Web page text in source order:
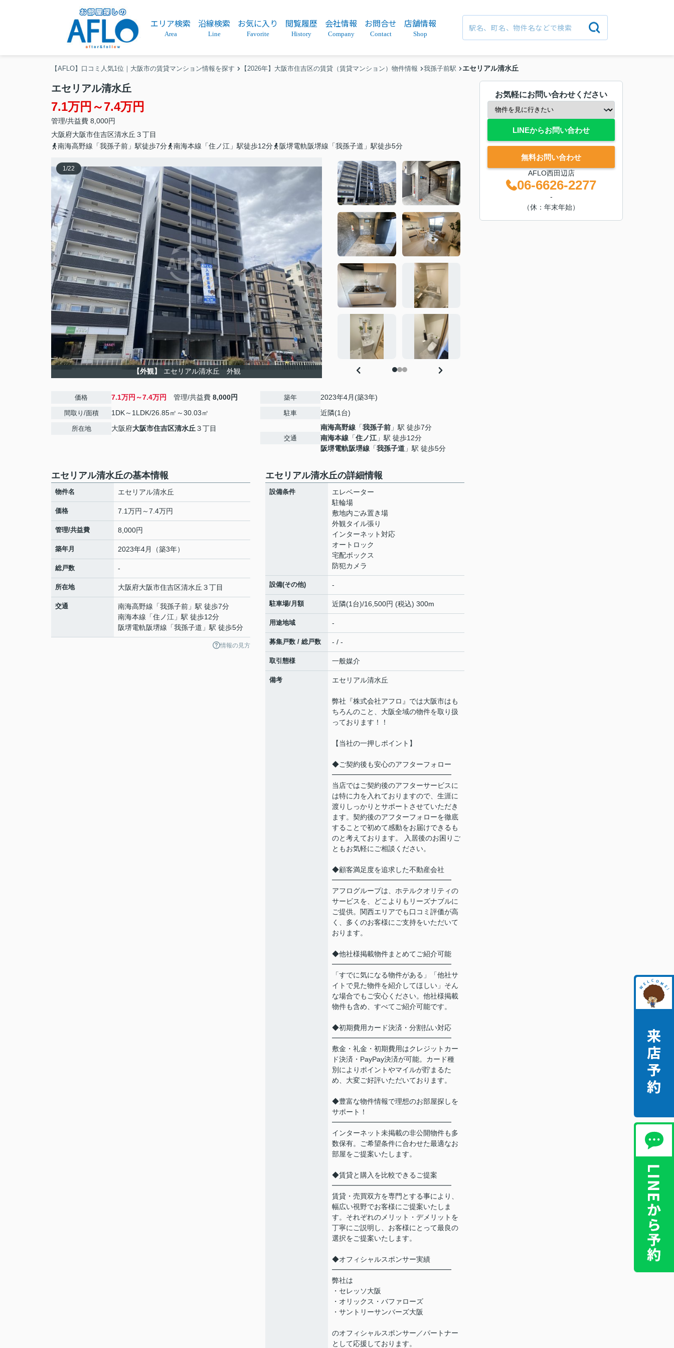
エリア検索
Area
沿線検索
Line
お気に入り
Favorite
閲覧履歴
History
会社情報
Company
お問合せ
Contact
店舗情報
Shop
【AFLO】口コミ人気1位｜大阪市の賃貸マンション情報を探す 【2026年】大阪市住吉区の賃貸（賃貸マンション）物件情報 我孫子前駅 エセリアル清水丘
エセリアル清水丘
7.1万円～7.4万円
管理/共益費 8,000円
大阪府大阪市住吉区清水丘 ３丁目
南海高野線「我孫子前」駅徒歩7分
南海本線「住ノ江」駅徒歩12分 阪堺電軌阪堺線「我孫子道」駅徒歩5分
1/22
【外観】 エセリアル清水丘 外観
価格 7.1万円～7.4万円 管理/共益費 8,000円
間取り/面積 1DK～1LDK/26.85㎡～30.03㎡
所在地 大阪府大阪市住吉区清水丘 ３丁目
築年 2023年4月(築3年)
駐車 近隣(1台)
交通
南海高野線 「我孫子前 」駅 徒歩7分
南海本線 「住ノ江 」駅 徒歩12分
阪堺電軌阪堺線 「我孫子道 」駅 徒歩5分
エセリアル清水丘の基本情報
物件名 エセリアル清水丘
価格 7.1万円～7.4万円
管理/共益費 8,000円
築年月 2023年4月（築3年）
総戸数 -
所在地 大阪府大阪市住吉区清水丘 ３丁目
交通 南海高野線 「我孫子前 」駅 徒歩7分
南海本線 「住ノ江 」駅 徒歩12分
阪堺電軌阪堺線 「我孫子道 」駅 徒歩5分
情報の見方
エセリアル清水丘の詳細情報
設備条件
エレベーター
駐輪場
敷地内ごみ置き場
外観タイル張り
インターネット対応
オートロック
宅配ボックス
防犯カメラ
設備(その他) -
駐車場/月額 近隣(1台)/16,500円 (税込) 300m
用途地域 -
募集戸数 / 総戸数 - / -
取引態様 一般媒介
備考 エセリアル清水丘
弊社『株式会社アフロ』では大阪市はも
ちろんのこと、大阪全域の物件を取り扱
っております！！
【当社の一押しポイント】
◆ご契約後も安心のアフターフォロー
━━━━━━━━━━━━━━━━━
当店ではご契約後のアフターサービスに
は特に力を入れておりますので、生涯に
渡りしっかりとサポートさせていただき
ます。契約後のアフターフォローを徹底
することで初めて感動をお届けできるも
のと考えております。 入居後のお困りご
ともお気軽にご相談ください。
◆顧客満足度を追求した不動産会社
━━━━━━━━━━━━━━━━━
アフログループは、ホテルクオリティの
サービスを、どこよりもリーズナブルに
ご提供。関西エリアでも口コミ評価が高
く、多くのお客様にご支持をいただいて
おります。
◆他社様掲載物件まとめてご紹介可能
━━━━━━━━━━━━━━━━━
「すでに気になる物件がある」「他社サ
イトで見た物件を紹介してほしい」そん
な場合でもご安心ください。他社様掲載
物件も含め、すべてご紹介可能です。
◆初期費用カード決済・分割払い対応
━━━━━━━━━━━━━━━━━
敷金・礼金・初期費用はクレジットカー
ド決済・PayPay決済が可能。カード種
別によりポイントやマイルが貯まるた
め、大変ご好評いただいております。
◆豊富な物件情報で理想のお部屋探しを
サポート！
━━━━━━━━━━━━━━━━━
インターネット未掲載の非公開物件も多
数保有。ご希望条件に合わせた最適なお
部屋をご提案いたします。
◆賃貸と購入を比較できるご提案
━━━━━━━━━━━━━━━━━
賃貸・売買双方を専門とする事により、
幅広い視野でお客様にご提案いたしま
す。それぞれのメリット・デメリットを
丁寧にご説明し、お客様にとって最良の
選択をご提案いたします。
◆オフィシャルスポンサー実績
━━━━━━━━━━━━━━━━━
弊社は
・セレッソ大阪
・オリックス・バファローズ
・サントリーサンバーズ大阪
のオフィシャルスポンサー／パートナー
として応援しております。
お気軽にお問い合わせください
LINEからお問い合わせ
無料お問い合わせ
AFLO西田辺店
06-6626-2277
-
（休：年末年始）